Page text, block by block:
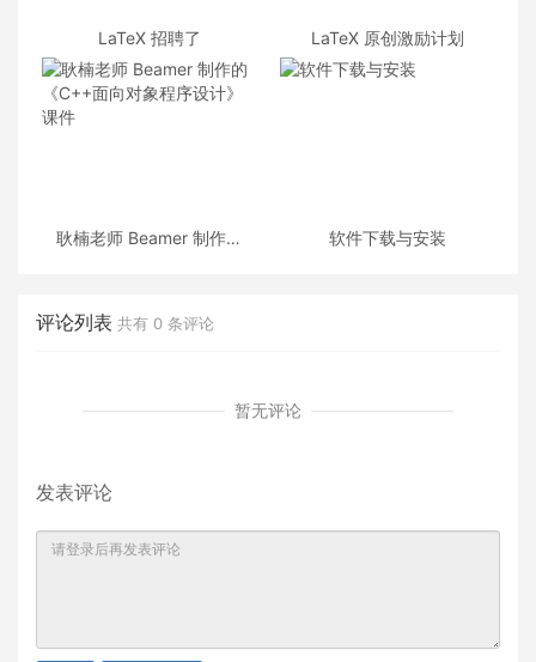
LaTeX 招聘了 LaTeX 原创激励计划
耿楠老师 Beamer 制作的
软件下载与安装
评论列表 共有 0 条评论
暂无评论
发表评论